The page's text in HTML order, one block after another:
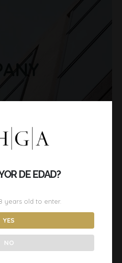
DE EDAD?
years old to enter.
YES
NO